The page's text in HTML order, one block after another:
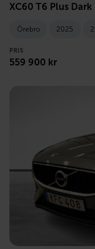
XC60 T6 Plus
Örebro 2025
PRIS
559 900 kr